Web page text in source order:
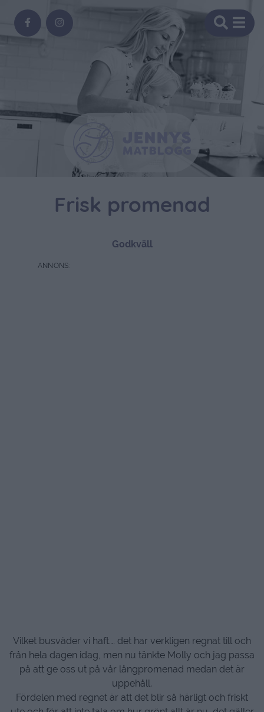
Frisk promenad
Godkväll
Vilket busväder vi haft…. det har verkligen regnat till och
från hela dagen idag, men nu tänkte Molly och jag passa
på att ge oss ut på vår långpromenad medan det är
uppehåll.
Fördelen med regnet är att det blir så härligt och friskt